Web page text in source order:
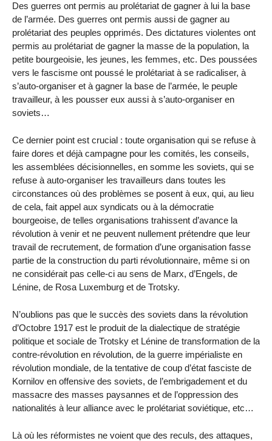
Des guerres ont permis au prolétariat de gagner à lui la base
de l’armée. Des guerres ont permis aussi de gagner au
prolétariat des peuples opprimés. Des dictatures violentes ont
permis au prolétariat de gagner la masse de la population, la
petite bourgeoisie, les jeunes, les femmes, etc. Des poussées
vers le fascisme ont poussé le prolétariat à se radicaliser, à
s’auto-organiser et à gagner la base de l’armée, le peuple
travailleur, à les pousser eux aussi à s’auto-organiser en
soviets…
Ce dernier point est crucial : toute organisation qui se refuse à
faire dores et déjà campagne pour les comités, les conseils,
les assemblées décisionnelles, en somme les soviets, qui se
refuse à auto-organiser les travailleurs dans toutes les
circonstances où des problèmes se posent à eux, qui, au lieu
de cela, fait appel aux syndicats ou à la démocratie
bourgeoise, de telles organisations trahissent d’avance la
révolution à venir et ne peuvent nullement prétendre que leur
travail de recrutement, de formation d’une organisation fasse
partie de la construction du parti révolutionnaire, même si on
ne considérait pas celle-ci au sens de Marx, d’Engels, de
Lénine, de Rosa Luxemburg et de Trotsky.
N’oublions pas que le succès des soviets dans la révolution
d’Octobre 1917 est le produit de la dialectique de stratégie
politique et sociale de Trotsky et Lénine de transformation de la
contre-révolution en révolution, de la guerre impérialiste en
révolution mondiale, de la tentative de coup d’état fasciste de
Kornilov en offensive des soviets, de l’embrigadement et du
massacre des masses paysannes et de l’oppression des
nationalités à leur alliance avec le prolétariat soviétique, etc…
Là où les réformistes ne voient que des reculs, des attaques,